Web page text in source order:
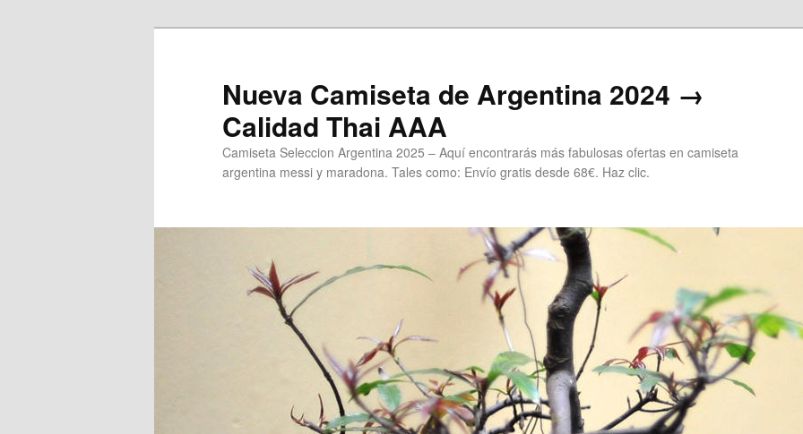
Nueva Camiseta de Argentina 2024 →
Calidad Thai AAA
Camiseta Seleccion Argentina 2025 – Aquí encontrarás más fabulosas ofertas en camiseta
argentina messi y maradona. Tales como: Envío gratis desde 68€. Haz clic.